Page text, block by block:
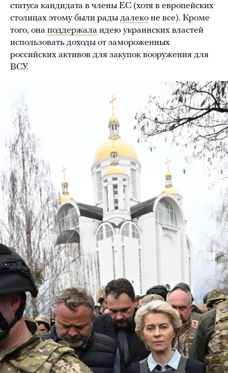
статуса кандидата в члены ЕС (хотя в европейских
столицах этому были рады далеко не все). Кроме
того, она поддержала идею украинских властей
использовать доходы от замороженных
российских активов для закупок вооружения для
ВСУ.